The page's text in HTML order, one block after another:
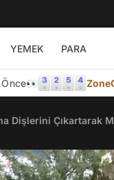
YEMEK PARA
Önce👀
Dişlerini Çıkartarak